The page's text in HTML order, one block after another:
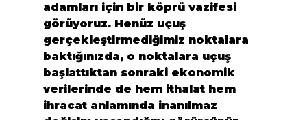
adamları için bir köprü vazifesi
görüyoruz. Henüz uçuş
gerçekleştirmediğimiz noktalara
baktığınızda, o noktalara uçuş
başlattıktan sonraki ekonomik
verilerinde de hem ithalat hem
ihracat anlamında inanılmaz